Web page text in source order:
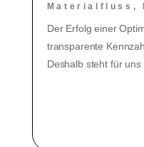
Materialfluss,
Der Erfolg einer
transparente
Deshalb steht für